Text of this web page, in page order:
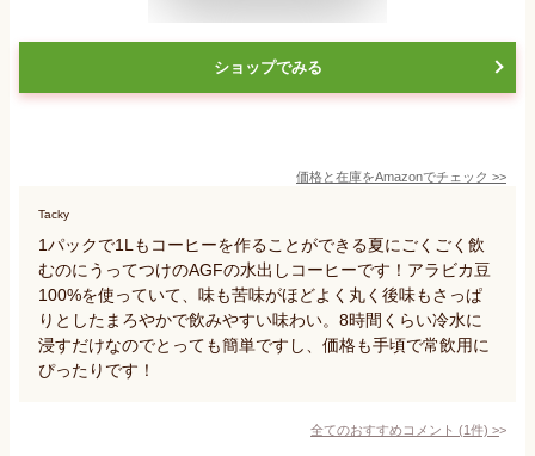
ショップでみる
価格と在庫をAmazonでチェック >>
Tacky
1パックで1Lもコーヒーを作ることができる夏にごくごく飲
むのにうってつけのAGFの水出しコーヒーです！アラビカ豆
100%を使っていて、味も苦味がほどよく丸く後味もさっぱ
りとしたまろやかで飲みやすい味わい。8時間くらい冷水に
浸すだけなのでとっても簡単ですし、価格も手頃で常飲用に
ぴったりです！
全てのおすすめコメント (1件) >